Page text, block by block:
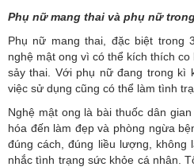
Phụ nữ mang thai và phụ nữ
Phụ nữ mang thai, đặc biệt trong
nghệ mật ong vì có thể kích thích
sảy thai. Với phụ nữ đang trong kì
việc sử dụng cũng có thể làm tình
Nghệ mật ong là bài thuốc dân
hóa đến làm đẹp và phòng ngừa
đúng cách, đúng liều lượng, không
nhắc tình trạng sức khỏe cá nhân.